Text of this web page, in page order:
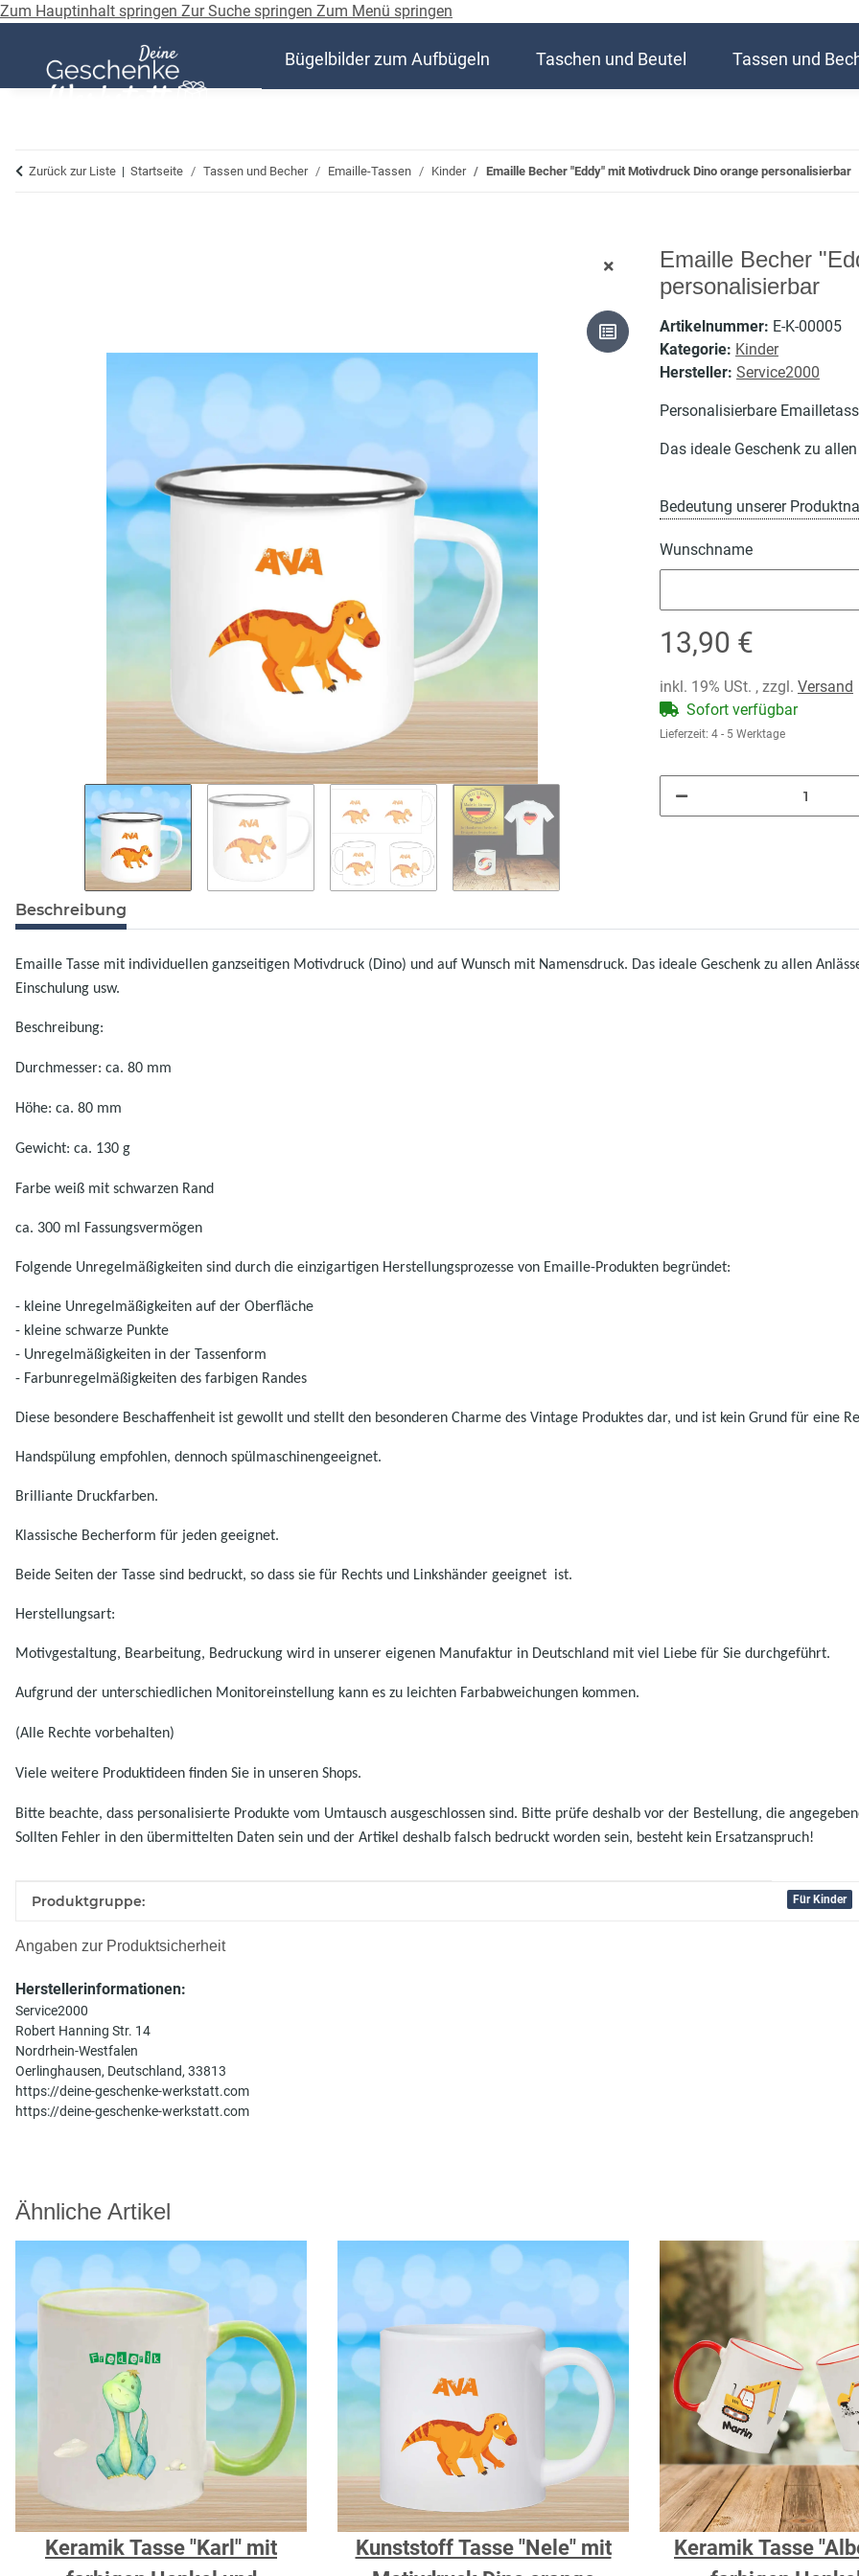
Zum Hauptinhalt springen Zur Suche springen Zum Menü springen
Bügelbilder zum Aufbügeln Taschen und Beutel Tassen und
Zurück zur Liste Startseite Tassen und Becher Emaille-Tassen Kinder Emaille Becher "Eddy" mit Motivdruck Dino orange personalisierbar
Emaille Becher
personalisierbar
Artikelnummer: E-K-00005
Kategorie: Kinder
Hersteller: Service2000
Personalisierbare
Das ideale Geschenk zu
Bedeutung unserer
Wunschname
13,90 €
inkl. 19% USt. , zzgl. Versand
Sofort verfügbar
Lieferzeit: 4 - 5 Werktage
Beschreibung
Emaille Tasse mit individuellen ganzseitigen Motivdruck (Dino) und auf Wunsch mit Namensdruck. Das ideale Geschenk zu allen
Einschulung usw.
Beschreibung:
Durchmesser: ca. 80 mm
Höhe: ca. 80 mm
Gewicht: ca. 130 g
Farbe weiß mit schwarzen Rand
ca. 300 ml Fassungsvermögen
Folgende Unregelmäßigkeiten sind durch die einzigartigen Herstellungsprozesse von Emaille-Produkten begründet:
- kleine Unregelmäßigkeiten auf der Oberfläche
- kleine schwarze Punkte
- Unregelmäßigkeiten in der Tassenform
- Farbunregelmäßigkeiten des farbigen Randes
Diese besondere Beschaffenheit ist gewollt und stellt den besonderen Charme des Vintage Produktes dar, und ist kein Grund für eine
Handspülung empfohlen, dennoch spülmaschinengeeignet.
Brilliante Druckfarben.
K lassische Becherform für jeden geeignet.
Beide Seiten der Tasse sind bedruckt, so dass sie für Rechts und Linkshänder geeignet ist.
Herstellungsart:
Motivgestaltung, Bearbeitung, Bedruckung wird in unserer eigenen Manufaktur in Deutschland mit viel Liebe für Sie durchgeführt.
Aufgrund der unterschiedlichen Monitoreinstellung kann es zu leichten Farbabweichungen kommen.
(Alle Rechte vorbehalten)
Viele weitere Produktideen finden Sie in unseren Shops.
Bitte beachte, dass personalisierte Produkte vom Umtausch ausgeschlossen sind. Bitte prüfe deshalb vor der Bestellung, die
Sollten Fehler in den übermittelten Daten sein und der Artikel deshalb falsch bedruckt worden sein, besteht kein Ersatzanspruch!
Produkteigenschaft
Wert
Produktgruppe: Für Kinder
Angaben zur Produktsicherheit
Herstellerinformationen:
Service2000
Robert Hanning Str. 14
Nordrhein-Westfalen
Oerlinghausen, Deutschland, 33813
https://deine-geschenke-werkstatt.com
https://deine-geschenke-werkstatt.com
Ähnliche Artikel
Keramik Tasse "Karl" mit
Kunststoff Tasse "Nele" mit
Keramik Tasse